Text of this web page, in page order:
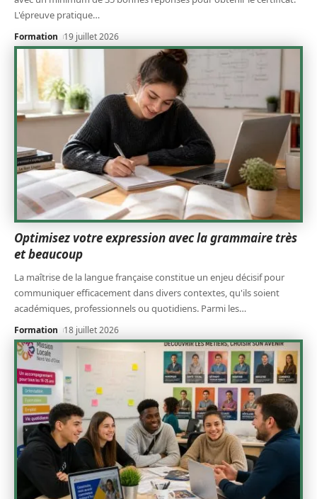
L'épreuve pratique…
Formation 19 juillet 2026
Optimisez votre expression avec la grammaire très
et beaucoup
La maîtrise de la langue française constitue un enjeu décisif pour
communiquer efficacement dans divers contextes, qu'ils soient
académiques, professionnels ou quotidiens. Parmi les…
Formation 18 juillet 2026